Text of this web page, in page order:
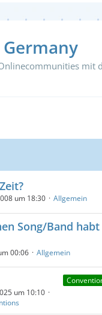
mit
um 18:30 Allgemein
Song/Band
00:06 Allgemein
um 10:10